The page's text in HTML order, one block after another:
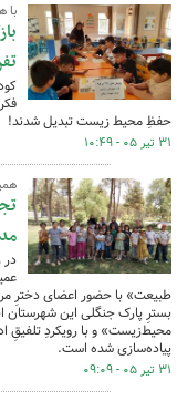
با
حفظِ محیط زیست تبدیل شدند!
۳۱ تیر ۰۵ - ۱۰:۴۹
در
بسترِ پارک جنگلی این شهرستان
محیط‌زیست» و با رویکردِ تلفیقِ
پیاده‌سازی شده است.
۳۱ تیر ۰۵ - ۰۹:۰۹